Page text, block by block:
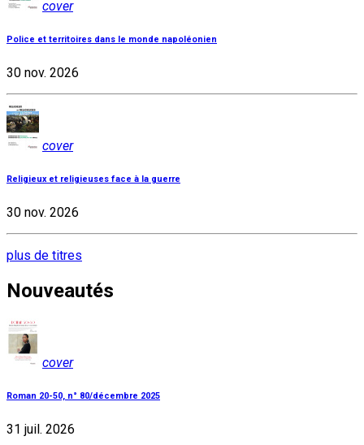
cover
Police et territoires dans le monde napoléonien
30 nov. 2026
cover
Religieux et religieuses face à la guerre
30 nov. 2026
plus de titres
Nouveautés
cover
Roman 20-50, n° 80/décembre 2025
31 juil. 2026